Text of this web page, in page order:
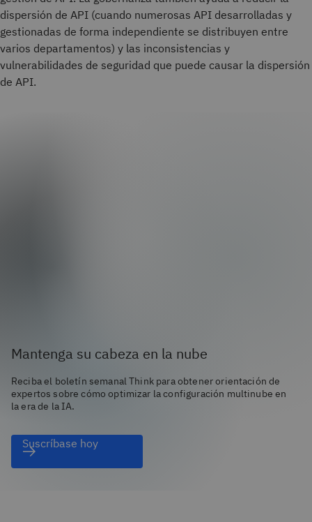
dispersión de API (cuando numerosas API desarrolladas y
gestionadas de forma independiente se distribuyen entre
varios departamentos) y las inconsistencias y
vulnerabilidades de seguridad que puede causar la dispersión
de API.
Mantenga su cabeza en la nube
Reciba el boletín semanal Think para obtener orientación de
expertos sobre cómo optimizar la configuración multinube en
la era de la IA.
Suscríbase hoy